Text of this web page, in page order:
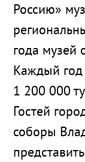
Россию»
года музей
Каждый
1 200 000
Гостей
соборы